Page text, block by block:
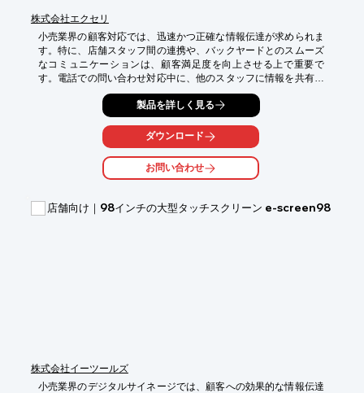
株式会社エクセリ
小売業界の顧客対応では、迅速かつ正確な情報伝達が求められま
す。特に、店舗スタッフ間の連携や、バックヤードとのスムーズ
なコミュニケーションは、顧客満足度を向上させる上で重要で
す。電話での問い合わせ対応中に、他のスタッフに情報を共有し
たい、または応援を呼びたい場面は多く、その際の迅速な連携が
不可欠です。VP-2100は、ビジネスフォンとしての機能に加え、
PTTボタンによるIP無線/WLANトランシーバーとの連携により、
これらの課題を解決します。電話保留中に、ワンタッチで関係者
へ情報を共有し、スムーズな引き継ぎを可能にします。
【活用シーン】
・バックヤードとの連携
・複数スタッフでの顧客対応
製品を詳しく見る
ダウンロード
お問い合わせ
店舗向け｜98インチの大型タッチスクリーン e-screen98
株式会社イーツールズ
小売業界のデジタルサイネージでは、顧客への効果的な情報伝達